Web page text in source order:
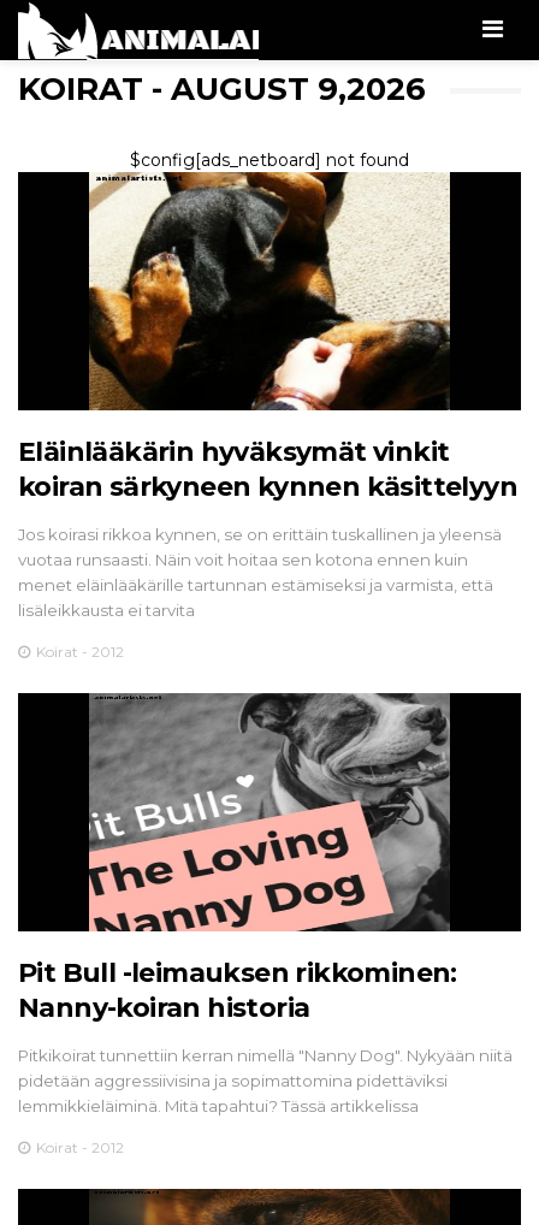
KOIRAT - AUGUST 9,2026
$config[ads_netboard] not found
Eläinlääkärin hyväksymät vinkit
koiran särkyneen kynnen käsittelyyn
Jos koirasi rikkoa kynnen, se on erittäin tuskallinen ja yleensä
vuotaa runsaasti. Näin voit hoitaa sen kotona ennen kuin
menet eläinlääkärille tartunnan estämiseksi ja varmista, että
lisäleikkausta ei tarvita
Koirat - 2012
Pit Bull -leimauksen rikkominen:
Nanny-koiran historia
Pitkikoirat tunnettiin kerran nimellä "Nanny Dog". Nykyään niitä
pidetään aggressiivisina ja sopimattomina pidettäviksi
lemmikkieläiminä. Mitä tapahtui? Tässä artikkelissa
Koirat - 2012